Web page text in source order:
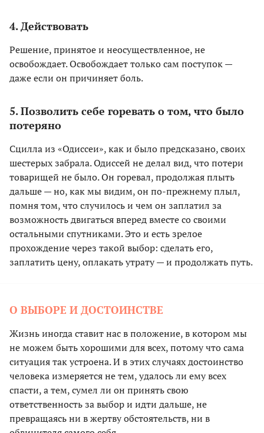
4. Действовать
Решение, принятое и неосуществленное, не
освобождает. Освобождает только сам поступок —
даже если он причиняет боль.
5. Позволить себе горевать о том, что было
потеряно
Сцилла из «Одиссеи», как и было предсказано, своих
шестерых забрала. Одиссей не делал вид, что потери
товарищей не было. Он горевал, продолжая плыть
дальше — но, как мы видим, он по-прежнему плыл,
помня том, что случилось и чем он заплатил за
возможность двигаться вперед вместе со своими
остальными спутниками. Это и есть зрелое
прохождение через такой выбор: сделать его,
заплатить цену, оплакать утрату — и продолжать путь.
О ВЫБОРЕ И ДОСТОИНСТВЕ
Жизнь иногда ставит нас в положение, в котором мы
не можем быть хорошими для всех, потому что сама
ситуация так устроена. И в этих случаях достоинство
человека измеряется не тем, удалось ли ему всех
спасти, а тем, сумел ли он принять свою
ответственность за выбор и идти дальше, не
превращаясь ни в жертву обстоятельств, ни в